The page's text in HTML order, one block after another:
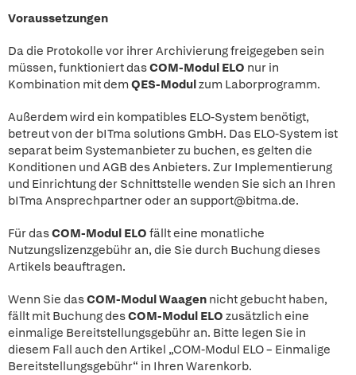
Voraussetzungen
Da die Protokolle vor ihrer Archivierung freigegeben sein
müssen, funktioniert dasCOM-Modul ELO nur in
Kombination mit dem QES-Modulzum Laborprogramm.
Außerdem wird ein kompatibles ELO-System benötigt,
betreut von der bITma solutions GmbH. Das ELO-System ist
separat beim Systemanbieter zu buchen, es gelten die
Konditionen und AGB des Anbieters. Zur Implementierung
und Einrichtung der Schnittstelle wenden Sie sich an Ihren
bITma Ansprechpartner oder an support@bitma.de.
Für dasCOM-Modul ELO fällt eine monatliche
Nutzungslizenzgebühr an, die Sie durch Buchung dieses
Artikels beauftragen.
Wenn Sie dasCOM-Modul Waagen nicht gebucht haben,
fällt mit Buchung desCOM-Modul ELO zusätzlich eine
einmalige Bereitstellungsgebühr an. Bitte legen Sie in
diesem Fall auch den Artikel „COM-Modul ELO – Einmalige
Bereitstellungsgebühr“ in Ihren Warenkorb.